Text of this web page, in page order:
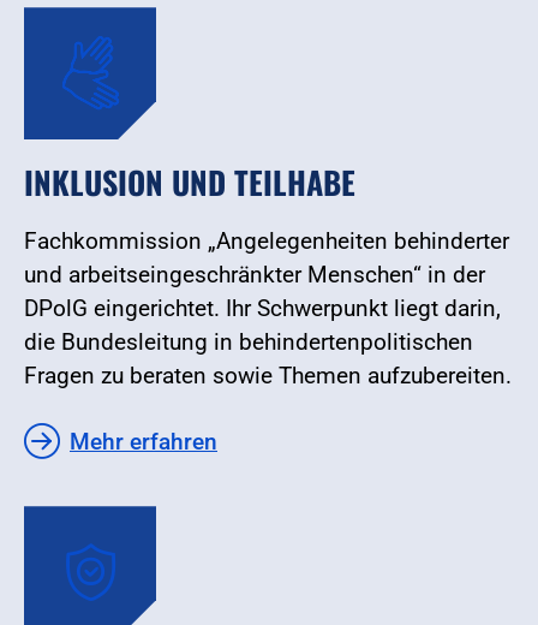
INKLUSION UND TEILHABE
Fachkommission „Angelegenheiten behinderter
und arbeitseingeschränkter Menschen“ in der
DPolG eingerichtet. Ihr Schwerpunkt liegt darin,
die Bundesleitung in behindertenpolitischen
Fragen zu beraten sowie Themen aufzubereiten.
Mehr erfahren